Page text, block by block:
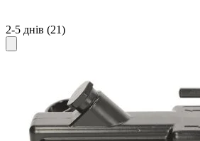
2-5 днів (21)